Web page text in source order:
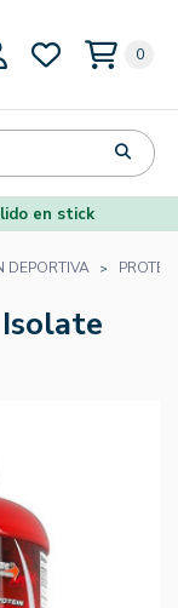
0
en stick
DEPORTIVA